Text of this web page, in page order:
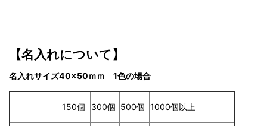
【名入れについて】
名入れサイズ40×50ｍｍ 1色の場合
150個 300個 500個 1000個以上